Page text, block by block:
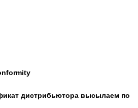
дистрибьютора высылаем по